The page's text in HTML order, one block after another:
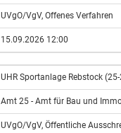
UVgO/VgV, Offenes Verfahren
15.09.2026 12:00
UHR Sportanlage Rebstock
Amt 25 - Amt für Bau und
UVgO/VgV, Öffentliche